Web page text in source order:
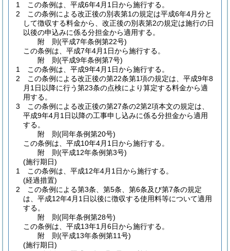
1
この条例は、平成6年4月1日から施行する。
2
この条例による改正後の別表第1の規定は平成6年4月分と
して徴収する料金から、改正後の別表第2の規定は施行の日
以後の申込みに係る分担金から適用する。
附 則(平成7年条例第22号)
この条例は、平成7年4月1日から施行する。
附 則(平成9年条例第7号)
1
この条例は、平成9年4月1日から施行する。
2
この条例による改正後の第22条第1項の規定は、平成9年8
月1日以降に行う第23条の点検により算定する料金から適
用する。
3
この条例による改正後の第27条の2第2項本文の規定は、
平成9年4月1日以降の工事申し込みに係る分担金から適用
する。
附 則(同年条例第20号)
この条例は、平成10年4月1日から施行する。
附 則(平成12年条例第3号)
(施行期日)
1
この条例は、平成12年4月1日から施行する。
(経過措置)
2
この条例による第3条、第5条、第6条及び第7条の規定
は、平成12年4月1日以後に徴収する使用料等について適用
する。
附 則(同年条例第28号)
この条例は、平成13年1月6日から施行する。
附 則(平成13年条例第11号)
(施行期日)